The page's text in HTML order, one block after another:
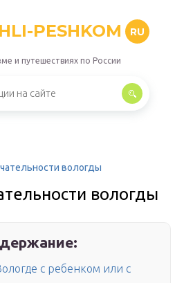
PESHKOM RU
и путешествиях по России
вологды
вологды
с ребенком или с